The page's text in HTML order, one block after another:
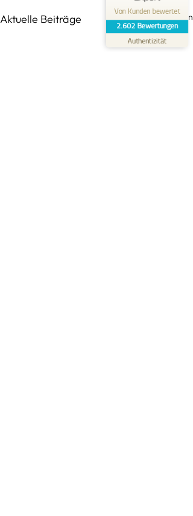
Aktuelle Beiträge Alle ansehen
Von Kunden bewertet
2.602 Bewertungen
Authentizität
Blick aufs ProvenExpert-Profil werfen
30.07.2026